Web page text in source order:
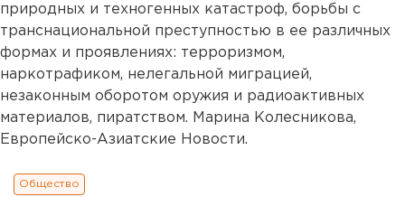
природных и техногенных катастроф, борьбы с
транснациональной преступностью в ее различных
формах и проявлениях: терроризмом,
наркотрафиком, нелегальной миграцией,
незаконным оборотом оружия и радиоактивных
материалов, пиратством. Марина Колесникова,
Европейско-Азиатские Новости.
Общество